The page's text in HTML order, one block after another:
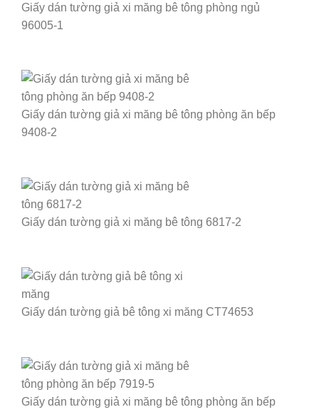
Giấy dán tường giả xi măng bê tông phòng ngủ
96005-1
Giấy dán tường giả xi măng bê tông phòng ăn bếp
9408-2
Giấy dán tường giả xi măng bê tông 6817-2
Giấy dán tường giả bê tông xi măng CT74653
Giấy dán tường giả xi măng bê tông phòng ăn bếp